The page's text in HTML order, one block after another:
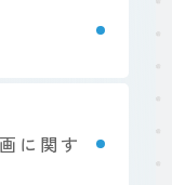
に関す